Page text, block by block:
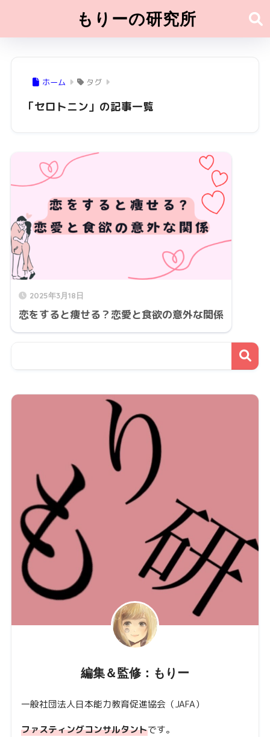
もりーの研究所
ホーム タグ
「セロトニン」の記事一覧
2025年3月18日
恋をすると痩せる？恋愛と食欲の意外な関係
編集＆監修：もりー
一般社団法人日本能力教育促進協会（JAFA）
ファスティングコンサルタントです。